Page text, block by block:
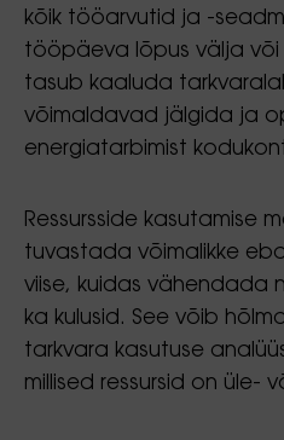
kõik tööarvutid ja -
tööpäeva lõpus välja või
tasub kaaluda
võimaldavad jälgida ja
energiatarbimist
Ressursside kasutamise
tuvastada võimalikke
viise, kuidas vähendada
ka kulusid. See võib
tarkvara kasutuse
millised ressursid on üle-